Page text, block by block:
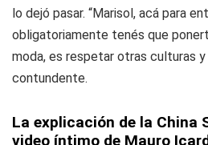
lo dejó pasar. “Marisol, acá para
obligatoriamente tenés que
moda, es respetar otras culturas y
contundente.
La explicación de la China
video íntimo de Mauro